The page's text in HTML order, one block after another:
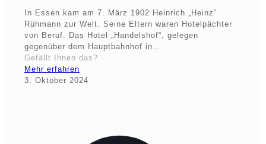
In Essen kam am 7. März 1902 Heinrich „Heinz“
Rühmann zur Welt. Seine Eltern waren Hotelpächter
von Beruf. Das Hotel „Handelshof“, gelegen
gegenüber dem Hauptbahnhof in…
Gefällt Ihnen das?
Mehr erfahren
3. Oktober 2024